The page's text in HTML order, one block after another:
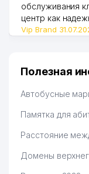
44
DAVR
MH
48
ЦЕНТР
обслуживания
центр как
Vip Brand
Полезная
Автобусные
Памятка для
Расстояние
Домены